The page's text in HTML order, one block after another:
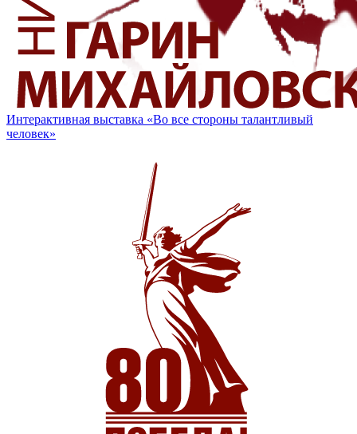
Интерактивная выставка «Во все стороны талантливый
человек»